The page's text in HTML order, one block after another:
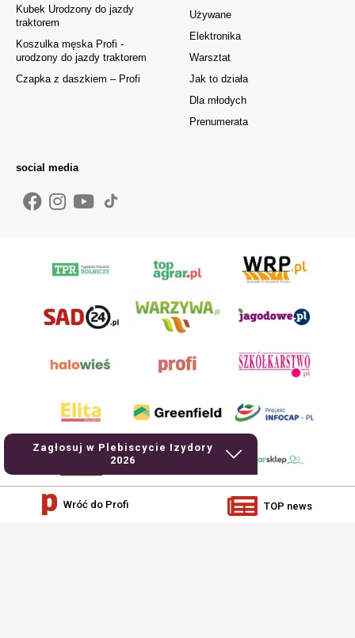
Zagłosuj w Plebiscycie Izydory
2026
Używane
Elektronika
Warsztat
Jak to działa
Dla młodych
Prenumerata
Kubek Urodzony do jazdy
traktorem
Koszulka męska Profi -
urodzony do jazdy traktorem
Czapka z daszkiem – Profi
social media
Wróć do Profi TOP news